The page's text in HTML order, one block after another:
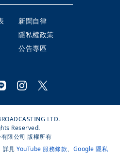
新聞自律
隱私權政策
公告專區
LTD.
Reserved.
限公司 版權所有
詳見 YouTube 服務條款、 Google 隱私